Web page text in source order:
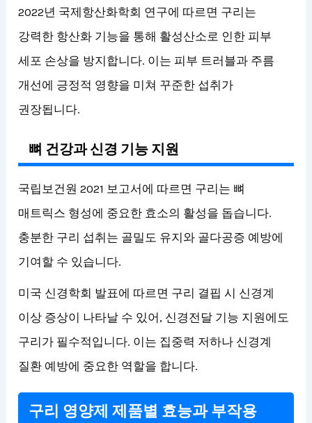
2022년 국제항산화학회 연구에 따르면 구리는
강력한 항산화 기능을 통해 활성산소로 인한 피부
세포 손상을 방지합니다. 이는 피부 트러블과 주름
개선에 긍정적 영향을 미쳐 꾸준한 섭취가
권장됩니다.
뼈 건강과 신경 기능 지원
국립보건원 2021 보고서에 따르면 구리는 뼈
매트릭스 형성에 중요한 효소의 활성을 돕습니다.
충분한 구리 섭취는 골밀도 유지와 골다공증 예방에
기여할 수 있습니다.
미국 신경학회 발표에 따르면 구리 결핍 시 신경계
이상 증상이 나타날 수 있어, 신경전달 기능 지원에도
구리가 필수적입니다. 이는 집중력 저하나 신경계
질환 예방에 중요한 역할을 합니다.
구리 영양제 제품별 효능과 부작용